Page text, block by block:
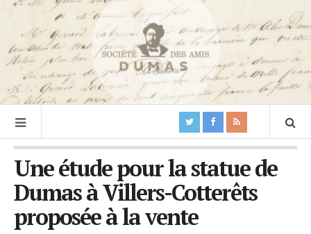
Une étude pour la statue de
Dumas à Villers-Cotterêts
proposée à la vente